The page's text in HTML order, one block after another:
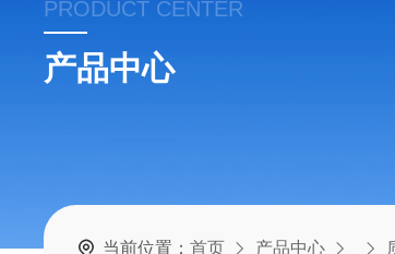
PRODUCT CENTER
产品中心
当前位置：首页 产品中心